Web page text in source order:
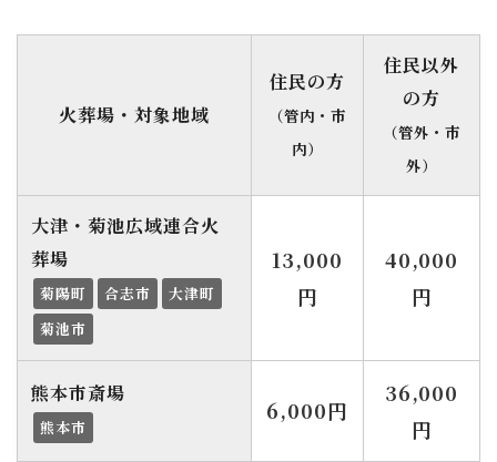
火葬場・対象地域
住民の方
（管内・市
内）
住民以外
の方
（管外・市
外）
大津・菊池広域連合火
葬場
菊陽町 合志市
大津町
菊池市
13,000
円
40,000
円
熊本市斎場
熊本市
6,000円
36,000
円